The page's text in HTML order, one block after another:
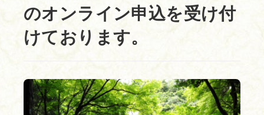
のオンライン申込を受け付
けております。